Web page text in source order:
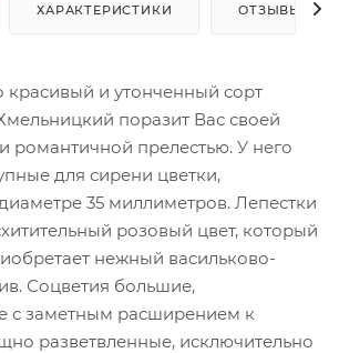
ХАРАКТЕРИСТИКИ ОТЗЫВЫ
и утонченный сорт
поразит Вас своей
романтичной прелестью. У него
для сирени цветки,
35 миллиметров. Лепестки
розовый цвет, который
нежный васильково-
Соцветия большие,
с заметным расширением к
разветвленные, исключительно